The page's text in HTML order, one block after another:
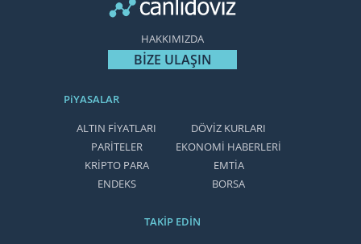
HAKKIMIZDA
BİZE ULAŞIN
PiYASALAR
ALTIN FİYATLARI
DÖVİZ KURLARI
PARİTELER
EKONOMİ HABERLERİ
KRİPTO PARA
EMTİA
ENDEKS
BORSA
TAKİP EDİN